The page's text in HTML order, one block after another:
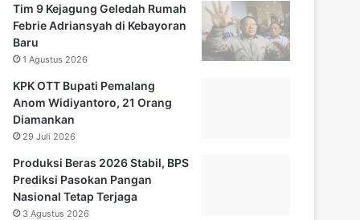
Tim 9 Kejagung Geledah Rumah
Febrie Adriansyah di Kebayoran
Baru
1 Agustus 2026
KPK OTT Bupati Pemalang
Anom Widiyantoro, 21 Orang
Diamankan
29 Juli 2026
Produksi Beras 2026 Stabil, BPS
Prediksi Pasokan Pangan
Nasional Tetap Terjaga
3 Agustus 2026